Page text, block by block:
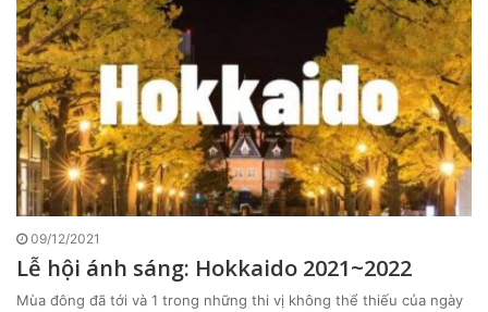
09/12/2021
Lễ hội ánh sáng: Hokkaido 2021~2022
Mùa đông đã tới và 1 trong những thi vị không thể thiếu của ngày